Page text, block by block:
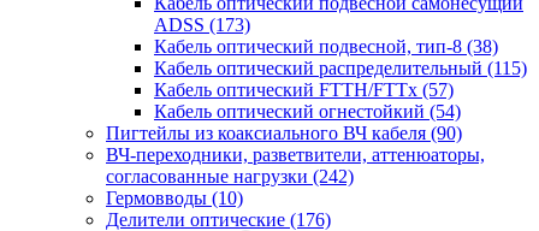
ADSS (173)
Кабель оптический подвесной, тип-8 (38)
Кабель оптический распределительный (115)
Кабель оптический FTTH/FTTx (57)
Кабель оптический огнестойкий (54)
Пигтейлы из коаксиального ВЧ кабеля (90)
ВЧ-переходники, разветвители, аттенюаторы,
согласованные нагрузки (242)
Гермовводы (10)
Делители оптические (176)